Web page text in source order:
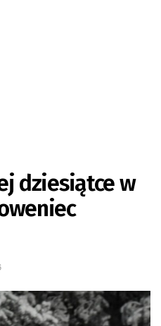
dziesiątce w